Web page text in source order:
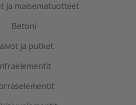
ja maisematuotteet
Betoni
ja putket